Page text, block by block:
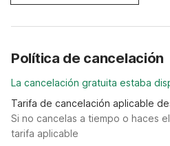
Política de cancelación
La cancelación gratuita estaba
Tarifa de cancelación aplicable
Si no cancelas a tiempo o haces
tarifa aplicable